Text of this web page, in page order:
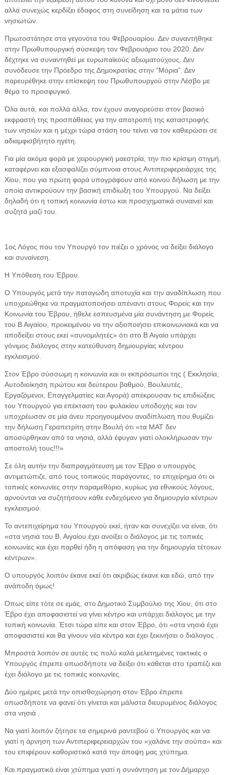
αλλά συνεχώς κερδίζει έδαφος στη συνείδηση και τα μάτια των
νησιωτών.
Πρωτοστάτησε στα γεγονότα του Φεβρουαρίου. Δεν συναντήθηκε
στην Πρωθυπουργική σύσκεψη τον Φεβρουάριο του 2020. Δεν
δέχτηκε να συναντηθεί με ευρωπαϊκούς αξιωματούχους. Δεν
συνόδευσε την Πρόεδρο της Δημοκρατίας στην “Μόρια”. Δεν
παρευρέθηκε στην επίσκεψη του Πρωθυπουργού στην Λέσβο με
θέμα το προσφυγικό.
Όλα αυτά, και πολλά άλλα, τον έχουν αναγορεύσει στον βασικό
εκφραστή της προσπάθειας για την αποτροπή της καταστροφής
των νησιών και η μέχρι τώρα στάση του τείνει να τον καθιερώσει σε
αδιαμφισβήτητο ηγέτη.
Για μία ακόμα φορά με χειρουργική μαεστρία, την πιο κρίσιμη στιγμή,
καταφέρνει και εξασφαλίζει σύμπνοια στους Αντιπεριφερειάρχες της
Χίου, που για πρώτη φορά υπογράφουν από κοινού δήλωση με την
οποία αντικρούουν την βασική επιδίωξη του Υπουργού. Να δείξει
δηλαδή ότι η τοπική κοινωνία έστω και προσχηματικά συναινεί και
συζητά μαζί του.
1ος Λόγος που τον Υπουργό τον πιέζει ο χρόνος να δείξει διάλογο
και συναίνεση.
Η Υπόθεση του Έβρου.
Ο Υπουργός μετά την παταγώδη αποτυχία και την αναδίπλωση που
υποχρεώθηκε να πραγματοποιήσει απέναντι στους Φορείς και την
Κοινωνία του Έβρου, ήθελε εσπευσμένα μία συνάντηση με Φορείς
του Β Αιγαίου, προκειμένου να την αξιοποιήσει επικοινωνιακά και να
αποδείξει στους εκεί «συνομιλητές» ότι στο Β Αιγαίο υπάρχει
γόνιμος διάλογος στην κατεύθυνση δημιουργίας κέντρου
εγκλεισμού.
Στον Έβρο σύσσωμη η κοινωνία και οι εκπρόσωποι της ( Εκκλησία,
Αυτοδιοίκηση πρώτου και δεύτερου βαθμού, Βουλευτές,
Εργαζόμενοι, Επαγγελματίες και Αγορά) απέκρουσαν τις επιδιώξεις
του Υπουργού για επέκταση του φυλακίου υποδοχής και τον
υποχρέωσαν σε μία άνευ προηγουμένου αναδίπλωση που θυμίζει
την δήλωση Γεραπετρίτη στην Βουλή ότι «τα ΜΑΤ δεν
αποσύρθηκαν από τα νησιά, αλλά έφυγαν γιατί ολοκλήρωσαν την
αποστολή τους!!!»
Σε όλη αυτήν την διαπραγμάτευση με τον Έβρο ο υπουργός
αντιμετώπιζε, από τους τοπικούς παράγοντες, το επιχείρημα ότι οι
τοπικές κοινωνίες στην παραμεθόριο, κυρίως για εθνικούς λόγους,
αρνούνται να συζητήσουν κάθε ενδεχόμενο για δημιουργία κέντρων
εγκλεισμού.
Το αντεπιχείρημα του Υπουργού εκεί, ήταν και συνεχίζει να είναι, ότι
«στα νησιά του Β. Αιγαίου έχει ανοίξει ο διάλογος με τις τοπικές
κοινωνίες και έχει παρθεί ήδη η απόφαση για την δημιουργία τέτοιων
κέντρων».
Ο υπουργός λοιπόν έκανε εκεί ότι ακριβώς έκανε και εδώ, από την
ανάποδη όμως!
Όπως είπε τότε σε εμάς, στο Δημοτικό Συμβούλιο της Χίου, ότι στο
Έβρο έχει αποφασιστεί να γίνει κέντρο και υπάρχει διάλογος με την
τοπική κοινωνία. Έτσι τώρα είπε και στον Έβρο, ότι «στα νησιά έχει
αποφασιστεί και θα γίνουν νέα κέντρα και έχει ξεκινήσει ο διάλογος .
Μπροστά λοιπόν σε αυτές τις πολύ καλά μελετημένες τακτικές ο
Υπουργός έπρεπε οπωσδήποτε να δείξει ότι κάθεται στο τραπέζι και
έχει διάλογο με τις τοπικές κοινωνίες.
Δύο ημέρες μετά την οπισθοχώρηση στον Έβρο έπρεπε
οπωσδήποτε να φανεί ότι γίνεται και μάλιστα διευρυμένος διάλογος
στα νησιά .
Να γιατί λοιπόν ζήτησε τα σημερινά ραντεβού ο Υπουργός και να
γιατί η άρνηση των Αντιπεριφερειαρχών του «χαλάνε την σούπα» και
του επιφέρουν καθοριστικό κατά την άποψη μας χτύπημα.
Και πραγματικά είναι χτύπημα γιατί η συνάντηση με τον Δήμαρχο